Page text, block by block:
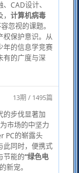
CAD设计、
计算机病毒
忽视的课题。
权保护意识。从
年的信息学竞赛
有的广度与深
13期 / 1495篇
的步伐显著加
市场的中坚力
PC的崭露头
此同时，便携式
节能的“绿色电
新宠。